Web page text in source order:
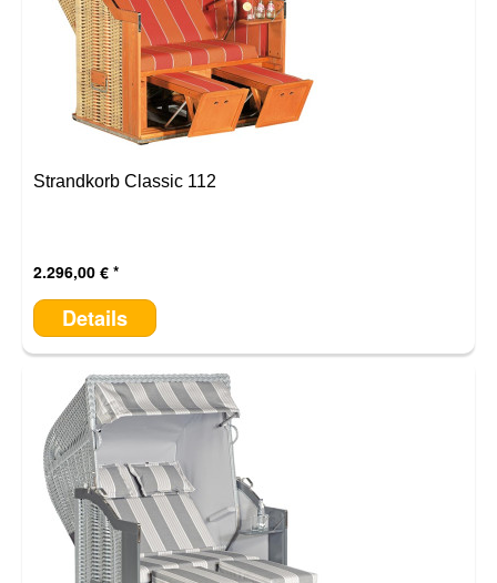
Strandkorb Classic 112
2.296,00 €
Details